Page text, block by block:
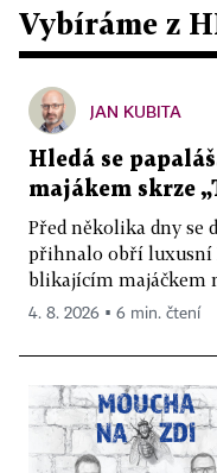
Vybíráme z
JAN KUBITA
Hledá se
majákem skrze
Před několika dny se
přihnalo obří luxusní
blikajícím majáčkem
4. 8. 2026 ▪ 6 min. čtení